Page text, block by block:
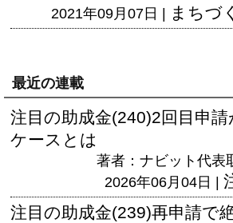
2021年09月07日 | まちづ
最近の連載
注目の助成金(240)2回目申
ケースとは
著者：ナビット代表
2026年06月04日 |
注目の助成金(239)再申請で